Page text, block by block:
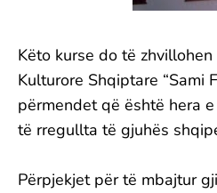
Këto kurse do të
Kulturore Shqiptare “Sami
përmendet që është hera
të rregullta të gjuhës
Përpjekjet për të mbajtur